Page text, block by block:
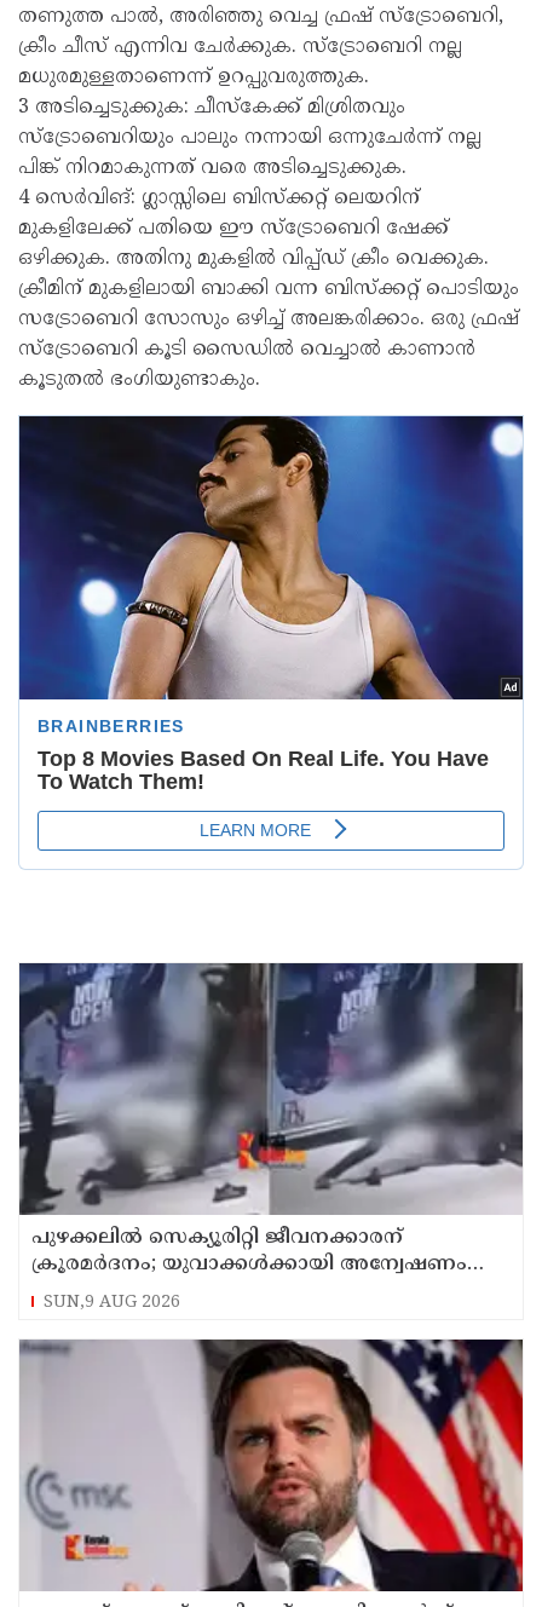
തണുത്ത പാൽ, അരിഞ്ഞു വെച്ച ഫ്രഷ് സ്ട്രോബെറി,
ക്രീം ചീസ് എന്നിവ ചേർക്കുക. സ്ട്രോബെറി നല്ല
മധുരമുള്ളതാണെന്ന് ഉറപ്പുവരുത്തുക.
3 അടിച്ചെടുക്കുക: ചീസ്കേക്ക് മിശ്രിതവും
സ്ട്രോബെറിയും പാലും നന്നായി ഒന്നുചേർന്ന് നല്ല
പിങ്ക് നിറമാകുന്നത് വരെ അടിച്ചെടുക്കുക.
4 സെർവിങ്: ഗ്ലാസ്സിലെ ബിസ്ക്കറ്റ് ലെയറിന്
മുകളിലേക്ക് പതിയെ ഈ സ്ട്രോബെറി ഷേക്ക്
ഒഴിക്കുക. അതിനു മുകളിൽ വിപ്പ്ഡ് ക്രീം വെക്കുക.
ക്രീമിന് മുകളിലായി ബാക്കി വന്ന ബിസ്ക്കറ്റ് പൊടിയും
സട്രോബെറി സോസും ഒഴിച്ച് അലങ്കരിക്കാം. ഒരു ഫ്രഷ്
സ്ട്രോബെറി കൂടി സൈഡിൽ വെച്ചാൽ കാണാൻ
കൂടുതൽ ഭംഗിയുണ്ടാകും.
പുഴക്കലില്‍ സെക്യൂരിറ്റി ജീവനക്കാരന്
ക്രൂരമര്‍ദനം; യുവാക്കള്‍ക്കായി അന്വേഷണം
തുടരുന്നു
SUN,9 AUG 2026